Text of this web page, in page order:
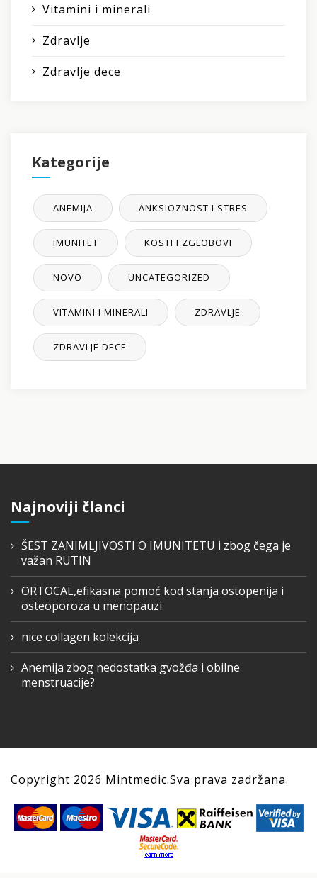
Vitamini i minerali
Zdravlje
Zdravlje dece
Kategorije
ANEMIJA ANKSIOZNOST I STRES
IMUNITET KOSTI I ZGLOBOVI
NOVO UNCATEGORIZED
VITAMINI I MINERALI ZDRAVLJE
ZDRAVLJE DECE
Najnoviji članci
ŠEST ZANIMLJIVOSTI O IMUNITETU i zbog čega je
važan RUTIN
ORTOCAL,efikasna pomoć kod stanja ostopenija i
osteoporoza u menopauzi
nice collagen kolekcija
Anemija zbog nedostatka gvožđa i obilne
menstruacije?
Copyright 2026 Mintmedic.Sva prava zadržana.